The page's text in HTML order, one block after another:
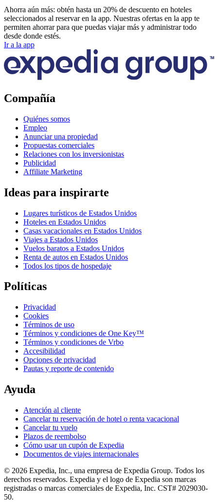
Ahorra aún más: obtén hasta un 20% de descuento en hoteles
seleccionados al reservar en la app. Nuestras ofertas en la app te
permiten ahorrar para que puedas viajar más y administrar todo
desde donde estés.
Ir a la app
Compañía
Quiénes somos
Empleo
Anunciar una propiedad
Propuestas comerciales
Relaciones con los inversionistas
Publicidad
Affiliate Marketing
Ideas para inspirarte
Lugares turísticos de Estados Unidos
Hoteles en Estados Unidos
Casas vacacionales en Estados Unidos
Viajes a Estados Unidos
Vuelos baratos a Estados Unidos
Renta de autos en Estados Unidos
Todos los tipos de hospedaje
Políticas
Privacidad
Cookies
Términos de uso
Términos y condiciones de One Key™
Términos y condiciones de Vrbo
Accesibilidad
Opciones de privacidad
Pautas y reporte de contenido
Ayuda
Atención al cliente
Cancelar tu reservación de hotel o renta vacacional
Cancelar tu vuelo
Plazos de reembolso
Cómo usar un cupón de Expedia
Documentos de viajes internacionales
© 2026 Expedia, Inc., una empresa de Expedia Group. Todos los
derechos reservados. Expedia y el logo de Expedia son marcas
registradas o marcas comerciales de Expedia, Inc. CST# 2029030-
50.